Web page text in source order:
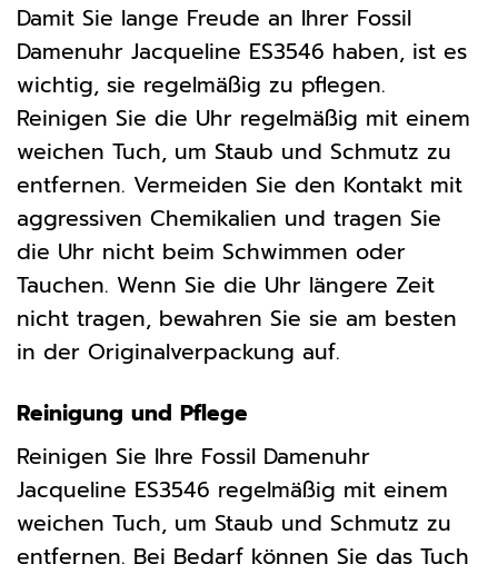
Damit Sie lange Freude an Ihrer Fossil
Damenuhr Jacqueline ES3546 haben, ist es
wichtig, sie regelmäßig zu pflegen.
Reinigen Sie die Uhr regelmäßig mit einem
weichen Tuch, um Staub und Schmutz zu
entfernen. Vermeiden Sie den Kontakt mit
aggressiven Chemikalien und tragen Sie
die Uhr nicht beim Schwimmen oder
Tauchen. Wenn Sie die Uhr längere Zeit
nicht tragen, bewahren Sie sie am besten
in der Originalverpackung auf.
Reinigung und Pflege
Reinigen Sie Ihre Fossil Damenuhr
Jacqueline ES3546 regelmäßig mit einem
weichen Tuch, um Staub und Schmutz zu
entfernen. Bei Bedarf können Sie das Tuch